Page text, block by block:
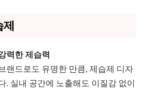
제
력한 제습력
랜드로도 유명한 만큼, 제습제 디자
. 실내 공간에 노출해도 이질감 없이